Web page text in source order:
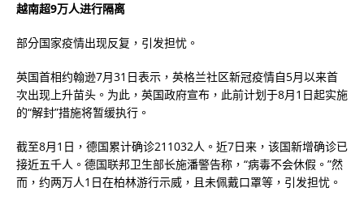
越南超9万人进行隔离
部分国家疫情出现反复，引发担忧。
英国首相约翰逊7月31日表示，英格兰社区新冠疫情自5月以来首
次出现上升苗头。为此，英国政府宣布，此前计划于8月1日起实施
的“解封”措施将暂缓执行。
截至8月1日，德国累计确诊211032人。近7日来，该国新增确诊已
接近五千人。德国联邦卫生部长施潘警告称，“病毒不会休假。”然
而，约两万人1日在柏林游行示威，且未佩戴口罩等，引发担忧。